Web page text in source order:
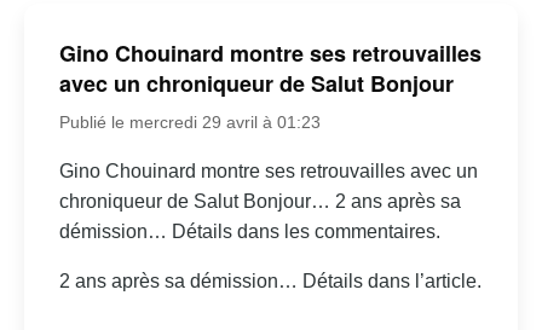
Gino Chouinard montre ses retrouvailles
avec un chroniqueur de Salut Bonjour
Publié le mercredi 29 avril à 01:23
Gino Chouinard montre ses retrouvailles avec un
chroniqueur de Salut Bonjour… 2 ans après sa
démission… Détails dans les commentaires.
2 ans après sa démission… Détails dans l’article.